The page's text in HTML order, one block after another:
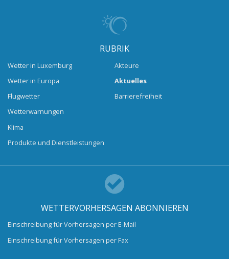
RUBRIK
Wetter in Luxemburg
Wetter in Europa
Flugwetter
Wetterwarnungen
Klima
Produkte und Dienstleistungen
Akteure
Aktuelles
Barrierefreiheit
WETTERVORHERSAGEN ABONNIEREN
Einschreibung für Vorhersagen per E-Mail
Einschreibung für Vorhersagen per Fax